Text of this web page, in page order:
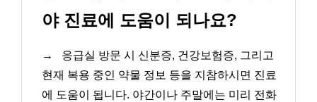
야 진료에 도움이 되나요?
→
응급실 방문 시 신분증, 건강보험증, 그리고
현재 복용 중인 약물 정보 등을 지참하시면 진료
에 도움이 됩니다. 야간이나 주말에는 미리 전화